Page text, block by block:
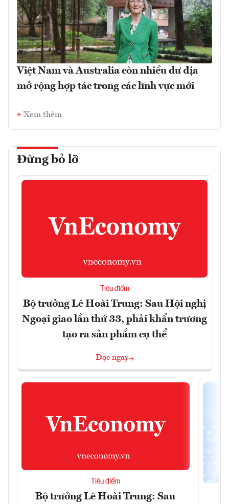
Việt Nam và Australia còn nhiều dư địa
mở rộng hợp tác trong các lĩnh vực mới
Xem thêm
Đừng bỏ lỡ
Tiêu điểm
Bộ trưởng Lê Hoài Trung: Sau Hội nghị
Ngoại giao lần thứ 33, phải khẩn trương
tạo ra sản phẩm cụ thể
Đọc ngay
Tiêu điểm
Bộ trưởng Lê Hoài Trung: Sau